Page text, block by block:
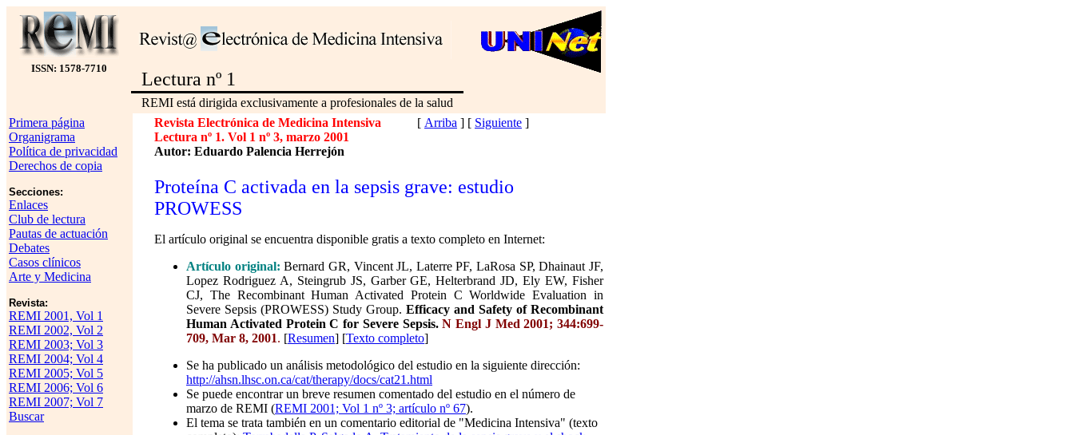
ISSN: 1578-7710
Lectura nº 1
REMI está dirigida exclusivamente a profesionales de la salud
Primera página
Organigrama
Política de privacidad
Derechos de copia
Secciones:
Enlaces
Club de lectura
Pautas de actuación
Debates
Casos clínicos
Arte y Medicina
Revista:
REMI 2001, Vol 1
REMI 2002, Vol 2
REMI 2003; Vol 3
REMI 2004; Vol 4
REMI 2005; Vol 5
REMI 2006; Vol 6
REMI 2007; Vol 7
Buscar
Revista Electrónica de Medicina Intensiva
Lectura nº 1. Vol 1 nº 3, marzo 2001
Autor: Eduardo Palencia Herrejón
[ Arriba ] [ Siguiente ]
Proteína C activada en la sepsis grave: estudio
PROWESS
El artículo original se encuentra disponible gratis a texto completo en Internet:
Artículo original:Bernard GR, Vincent JL, Laterre PF, LaRosa SP, Dhainaut JF,
Lopez Rodriguez A, Steingrub JS, Garber GE, Helterbrand JD, Ely EW, Fisher
CJ, The Recombinant Human Activated Protein C Worldwide Evaluation in
Severe Sepsis (PROWESS) Study Group. Efficacy and Safety of Recombinant
Human Activated Protein C for Severe Sepsis. N Engl J Med 2001; 344:699-
709, Mar 8, 2001. [Resumen] [Texto completo]
Se ha publicado un análisis metodológico del estudio en la siguiente dirección:
http://ahsn.lhsc.on.ca/cat/therapy/docs/cat21.html
Se puede encontrar un breve resumen comentado del estudio en el número de
marzo de REMI (REMI 2001; Vol 1 nº 3; artículo nº 67).
El tema se trata también en un comentario editorial de "Medicina Intensiva" (texto